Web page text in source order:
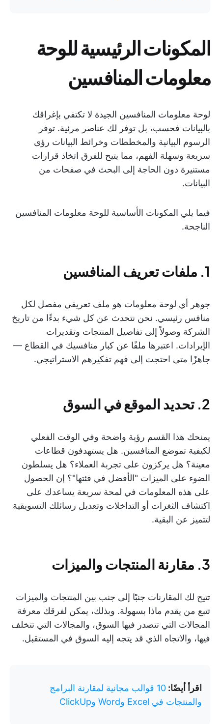
المكونات الرئيسية للوحة
معلومات المنافسين
لوحة معلومات المنافسين الجيدة لا تكتفي بإغراقك
بالبيانات فحسب، بل توفر لك عناصر مرئية. توفر
الرسوم البيانية والمخططات وخرائط البيانات رؤى
سريعة وسهلة الفهم، مما يتيح للفرق اتخاذ قرارات
مستنيرة دون الحاجة إلى البحث في صفحات من
البيانات.
فيما يلي المكونات الأساسية للوحة معلومات المنافسين
الناجحة.
1. ملفات تعريف المنافسين
جوهر أي لوحة معلومات هو ملف تعريفي مفصل لكل
منافس رئيسي. نحن نتحدث عن كل شيء بدءًا من تاريخ
الشركة وصولاً إلى تفاصيل المنتجات وتقديرات
الإيرادات. اعتبرها ملفًا عن كبار منافسيك في القطاع —
جاهزًا متى احتجت إلى فهم تفكيرهم الاستراتيجي.
2. تحديد الموقع في السوق
يمنحك هذا القسم رؤية واضحة وفي الوقت الفعلي
لكيفية تموضع المنافسين. هل يستهدفون قطاعات
معينة؟ هل يركزون على تجربة العملاء؟ هل يسلطون
الضوء على الميزات "الأفضل في فئتها"؟ إن الحصول
على هذه المعلومات في لمحة سريعة يساعدك على
اكتشاف الثغرات أو التداخلات وتعديل رسائلك التسويقية
لتتميز عن البقية.
3. مقارنة المنتجات والميزات
تتيح لك المقارنات جنبًا إلى جنب بين المنتجات والميزات
تتبع من يقدم ماذا بسهولة. وبذلك، يمكن لفرقك معرفة
المجالات التي تتصدر فيها السوق، والمجالات التي تتخلف
فيها، والاتجاه الذي قد يتجه إليه السوق في المستقبل.
اقرأ أيضًا:
10 قوالب مجانية لمقارنة البرامج
والمنتجات في Excel وWord وClickUp